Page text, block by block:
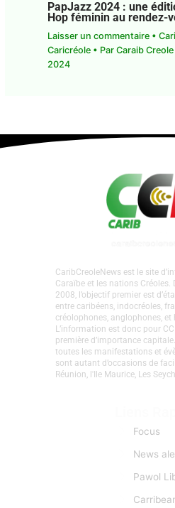
Laisser un commentaire •
Caricréole• ParCaraib Creole
2024
CaribCreoleNews est le site
Caraïbe et les nations Créoles.
2008, l’objectif premier est
entre caribéens, indocréoles,
créolophones, anglophones, et
L’information est donc pour
première d’importance capitale.
toutes les manifestations et
sont autant d’occasions de
Réunion, l'Ile Maurice, Les
Focus
News
Pawol Lib
Carribean